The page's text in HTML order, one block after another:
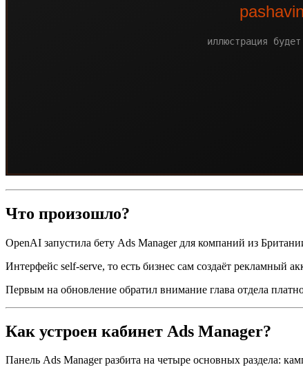
Что произошло?
OpenAI запустила бету Ads Manager для компаний из
Интерфейс self-serve, то есть бизнес сам создаёт рекламный
Первым на обновление обратил внимание глава отдела
Как устроен кабинет Ads Manager?
Панель Ads Manager разбита на четыре основных раздела: